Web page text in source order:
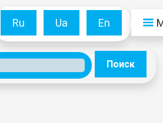
Ru Ua En
Поиск